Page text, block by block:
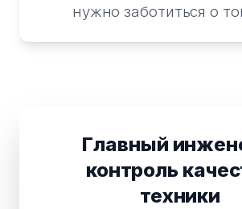
нужно заботиться о
Главный
контроль
техники